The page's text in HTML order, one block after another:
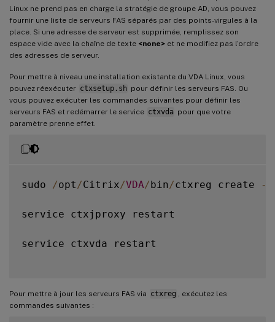
Linux ne prend pas en charge la stratégie de groupe AD, vous pouvez
fournir une liste de serveurs FAS séparés par des points-virgules à la
place. Si une adresse de serveur est supprimée, remplissez son
espace vide avec la chaîne de texte <none> et ne modifiez pas l’ordre
des adresses de serveur.
Pour mettre à niveau une installation existante du VDA Linux, vous
pouvez réexécuter ctxsetup.sh pour définir les serveurs FAS. Ou
vous pouvez exécuter les commandes suivantes pour définir les
serveurs FAS et redémarrer le service ctxvda pour que votre
paramètre prenne effet.
sudo /opt /Citrix/VDA/bin/ctxreg create -
service ctxjproxy restart
service ctxvda restart
Pour mettre à jour les serveurs FAS via ctxreg
, exécutez les
commandes suivantes :